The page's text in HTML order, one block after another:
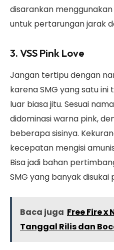
disarankan
untuk pertarungan jarak
3. VSS Pink Love
Jangan tertipu dengan
karena SMG yang satu
luar biasa jitu. Sesuai
didominasi warna pink,
beberapa sisinya.
kecepatan mengisi
Bisa jadi bahan
SMG yang banyak disukai
Baca juga Free Fire
Tanggal Rilis dan